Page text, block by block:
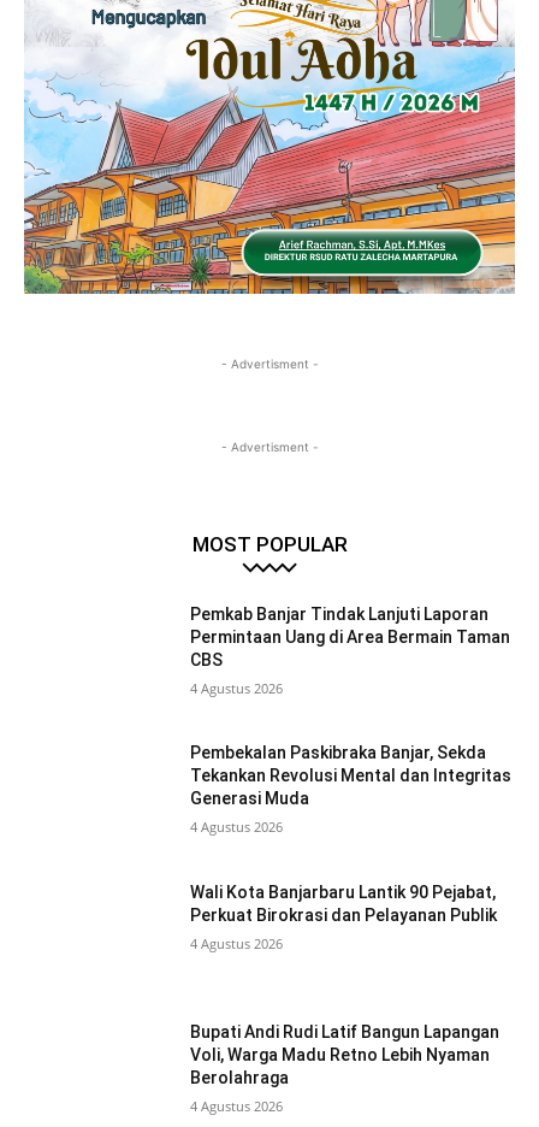
- Advertisment -
- Advertisment -
MOST POPULAR
Pemkab Banjar Tindak Lanjuti Laporan
Permintaan Uang di Area Bermain Taman
CBS
4 Agustus 2026
Pembekalan Paskibraka Banjar, Sekda
Tekankan Revolusi Mental dan Integritas
Generasi Muda
4 Agustus 2026
Wali Kota Banjarbaru Lantik 90 Pejabat,
Perkuat Birokrasi dan Pelayanan Publik
4 Agustus 2026
Bupati Andi Rudi Latif Bangun Lapangan
Voli, Warga Madu Retno Lebih Nyaman
Berolahraga
4 Agustus 2026